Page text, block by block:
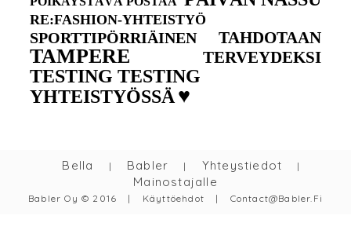
RE:FASHION-YHTEISTYÖ
SPORTTIPÖRRIÄINEN TAHDOTAAN
TAMPERE TERVEYDEKSI
TESTING TESTING
YHTEISTYÖSSÄ♥
Bella | Babler | Yhteystiedot |
Mainostajalle
Babler Oy © 2016 | Käyttöehdot | Contact@babler.fi